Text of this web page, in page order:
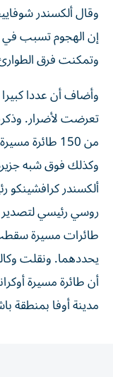
وقال ألكسندر
إن الهجوم تسبب ⁠في
وتمكنت فرق
وأضاف أن عددا
تعرضت لأضرار.
من 150 طائرة
⁠وكذلك فوق شبه
ألكسندر
روسي رئيسي ‌لتصدير
طائرات مسيرة
يحددهما. ونقلت
أن طائرة مسيرة
مدينة أوفا بمنطقة